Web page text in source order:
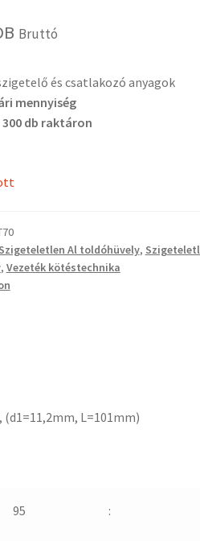
Bruttó
és csatlakozó anyagok
mennyiség
db raktáron
Szigeteletlen Al toldóhüvely,
, Vezeték kötéstechnika
(d1=11,2mm, L=101mm)
95 :